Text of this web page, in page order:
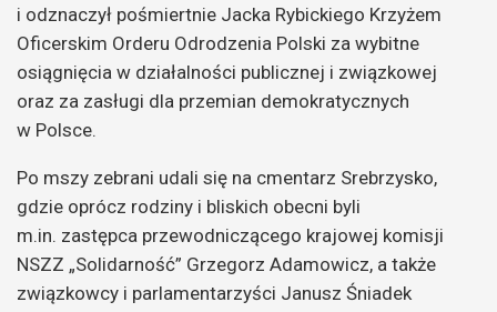
i odznaczył pośmiertnie Jacka Rybickiego Krzyżem
Oficerskim Orderu Odrodzenia Polski za wybitne
osiągnięcia w działalności publicznej i związkowej
oraz za zasługi dla przemian demokratycznych
w Polsce.
Po mszy zebrani udali się na cmentarz Srebrzysko,
gdzie oprócz rodziny i bliskich obecni byli
m.in. zastępca przewodniczącego krajowej komisji
NSZZ „Solidarność” Grzegorz Adamowicz, a także
związkowcy i parlamentarzyści Janusz Śniadek